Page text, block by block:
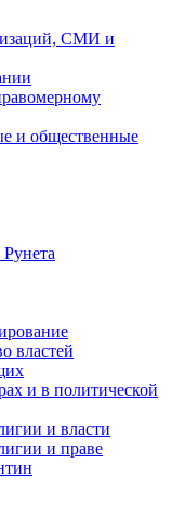
СМИ и
и общественные
властей
и в политической
и власти
и праве